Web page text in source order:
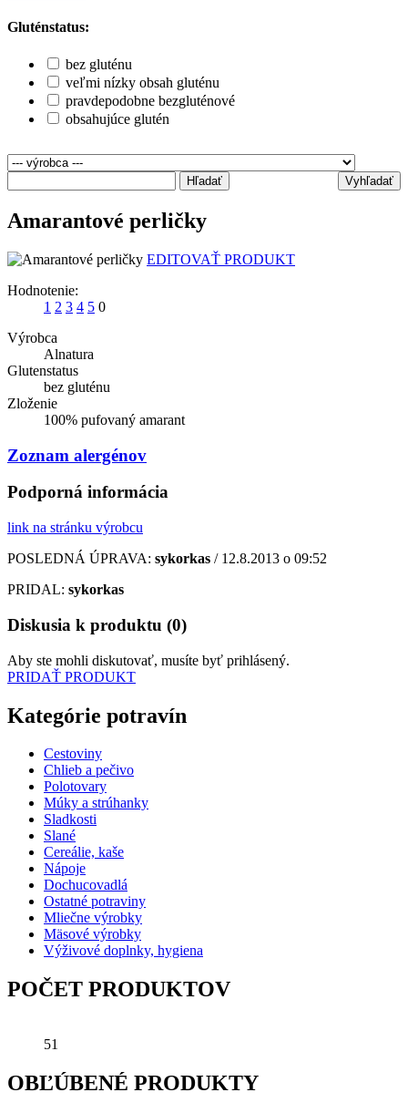
Gluténstatus:
bez gluténu
veľmi nízky obsah gluténu
pravdepodobne bezgluténové
obsahujúce glutén
Hľadať Vyhľadať
Amarantové perličky
EDITOVAŤ PRODUKT
Hodnotenie:
1 2 3 4 5 0
Výrobca
Alnatura
Glutenstatus
bez gluténu
Zloženie
100% pufovaný amarant
Zoznam alergénov
Podporná informácia
link na stránku výrobcu
POSLEDNÁ ÚPRAVA: sykorkas / 12.8.2013 o 09:52
PRIDAL: sykorkas
Diskusia k produktu (0)
Aby ste mohli diskutovať, musíte byť prihlásený.
PRIDAŤ PRODUKT
Kategórie potravín
Cestoviny
Chlieb a pečivo
Polotovary
Múky a strúhanky
Sladkosti
Slané
Cereálie, kaše
Nápoje
Dochucovadlá
Ostatné potraviny
Mliečne výrobky
Mäsové výrobky
Výživové doplnky, hygiena
POČET PRODUKTOV
51
OBĽÚBENÉ PRODUKTY